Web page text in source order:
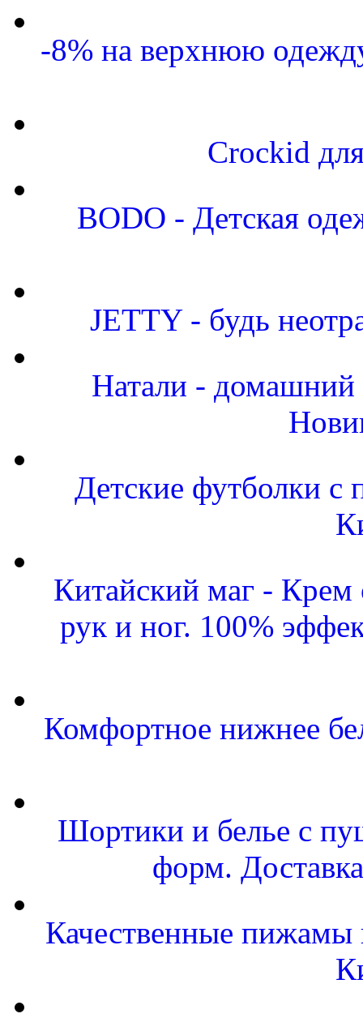
-8% на верхнюю
Crockid
BODO - Детская
JETTY - будь
Натали - домашний
Детские футболки с
Китайский маг -
рук и ног. 100%
Комфортное нижнее
Шортики и белье с
форм.
Качественные пижамы